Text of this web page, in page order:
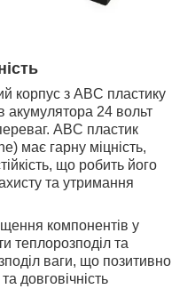
корпус з ABC пластику
акумулятора 24 вольт
ABC пластик
має гарну міцність,
що робить його
та утримання
компонентів у
теплорозподіл та
ваги, що позитивно
довговічність